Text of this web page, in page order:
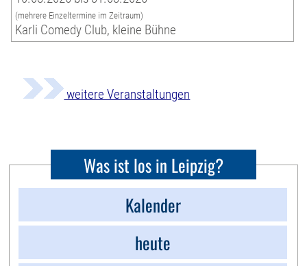
(mehrere Einzeltermine im Zeitraum)
Karli Comedy Club, kleine Bühne
weitere Veranstaltungen
Was ist los in Leipzig?
Kalender
heute